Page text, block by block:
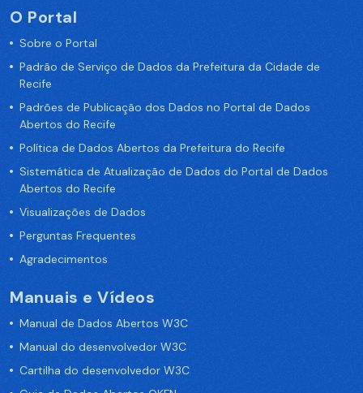
O Portal
Sobre o Portal
Padrão de Serviço de Dados da Prefeitura da Cidade de
Recife
Padrões de Publicação dos Dados no Portal de Dados
Abertos do Recife
Política de Dados Abertos da Prefeitura do Recife
Sistemática de Atualização de Dados do Portal de Dados
Abertos do Recife
Visualizações de Dados
Perguntas Frequentes
Agradecimentos
Manuais e Vídeos
Manual de Dados Abertos W3C
Manual do desenvolvedor W3C
Cartilha do desenvolvedor W3C